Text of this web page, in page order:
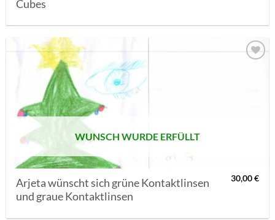
Cubes
WUNSCH WURDE ERFÜLLT
Arjeta wünscht sich grüne Kontaktlinsen
und graue Kontaktlinsen
30,00€